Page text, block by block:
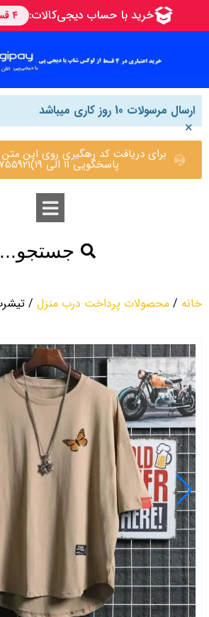
ارسال مرسولات 10 روز کاری میباشد
×
برای دریافت کد رهگیری روی این
پاسخگویی 11 الی 19)09365755921
جستجو...
خانه / محصولات پرداخت درب منزل /